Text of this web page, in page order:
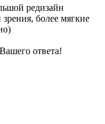
редизайн
более мягкие
ответа!